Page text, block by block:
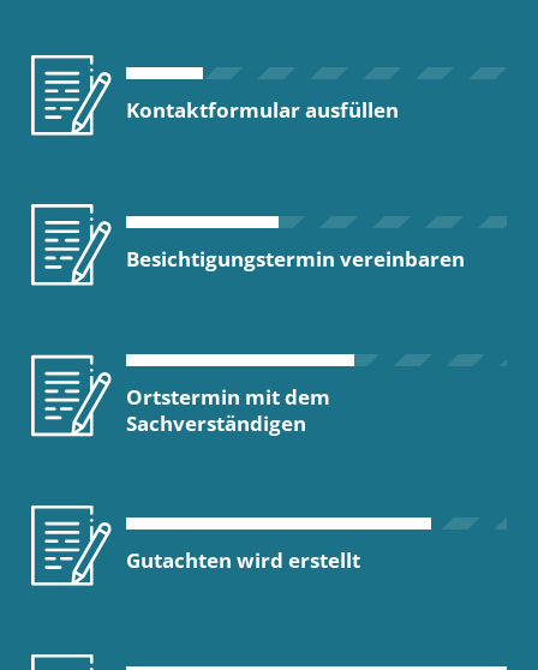
Kontaktformular ausfüllen
Besichtigungstermin vereinbaren
Ortstermin mit dem
Sachverständigen
Gutachten wird erstellt